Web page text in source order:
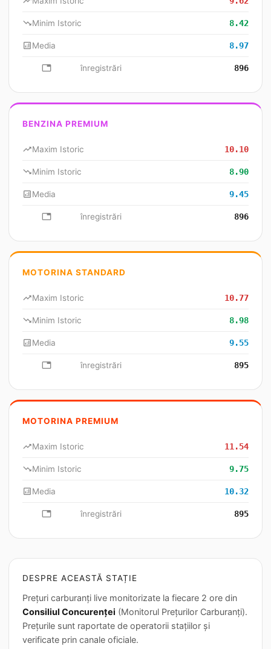
trending_downMinim Istoric 8.42
analyticsMedia 8.97
database înregistrări 896
BENZINA PREMIUM
trending_upMaxim Istoric 10.10
trending_downMinim Istoric 8.90
analyticsMedia 9.45
database înregistrări 896
MOTORINA STANDARD
trending_upMaxim Istoric 10.77
trending_downMinim Istoric 8.98
analyticsMedia 9.55
database înregistrări 895
MOTORINA PREMIUM
trending_upMaxim Istoric 11.54
trending_downMinim Istoric 9.75
analyticsMedia 10.32
database înregistrări 895
DESPRE ACEASTĂ STAȚIE
Prețuri carburanți live monitorizate la fiecare 2 ore din
Consiliul Concurenței (Monitorul Prețurilor Carburanți).
Prețurile sunt raportate de operatorii stațiilor și
verificate prin canale oficiale.